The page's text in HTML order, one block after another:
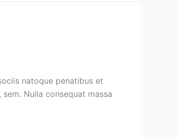
natoque penatibus et
Nulla consequat massa